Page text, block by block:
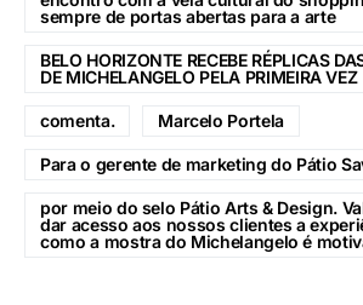
sempre de portas abertas para a arte
BELO HORIZONTE RECEBE RÉPLICAS
DE MICHELANGELO PELA PRIMEIRA VEZ
comenta. Marcelo Portela
Para o gerente de marketing do Pátio
por meio do selo Pátio Arts & Design.
dar acesso aos nossos clientes a
como a mostra do Michelangelo é